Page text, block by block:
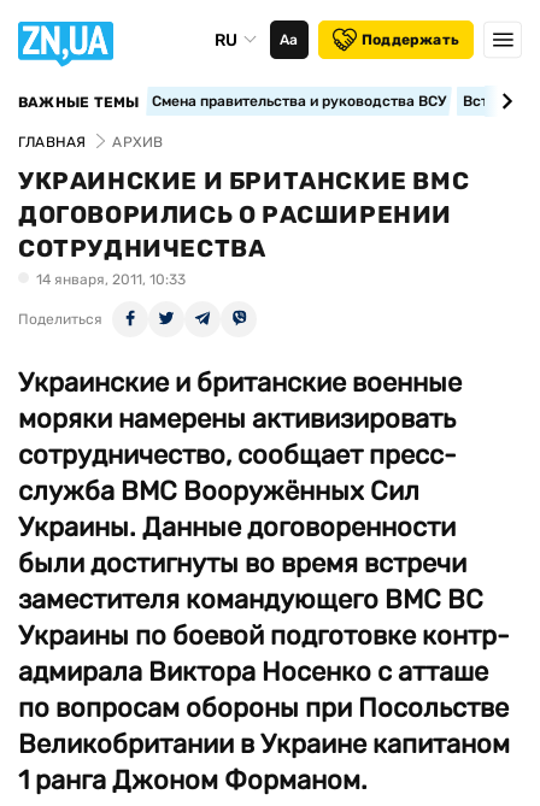
RU Аа Поддержать
ВАЖНЫЕ ТЕМЫ Смена правительства и руководства ВСУ
ГЛАВНАЯ АРХИВ
УКРАИНСКИЕ И БРИТАНСКИЕ ВМС
ДОГОВОРИЛИСЬ О РАСШИРЕНИИ
СОТРУДНИЧЕСТВА
14 января, 2011, 10:33
Поделиться
Украинские и британские военные
моряки намерены активизировать
сотрудничество, сообщает пресс-
служба ВМС Вооружённых Сил
Украины. Данные договоренности
были достигнуты во время встречи
заместителя командующего ВМС ВС
Украины по боевой подготовке контр-
адмирала Виктора Носенко с атташе
по вопросам обороны при Посольстве
Великобритании в Украине капитаном
1 ранга Джоном Форманом.